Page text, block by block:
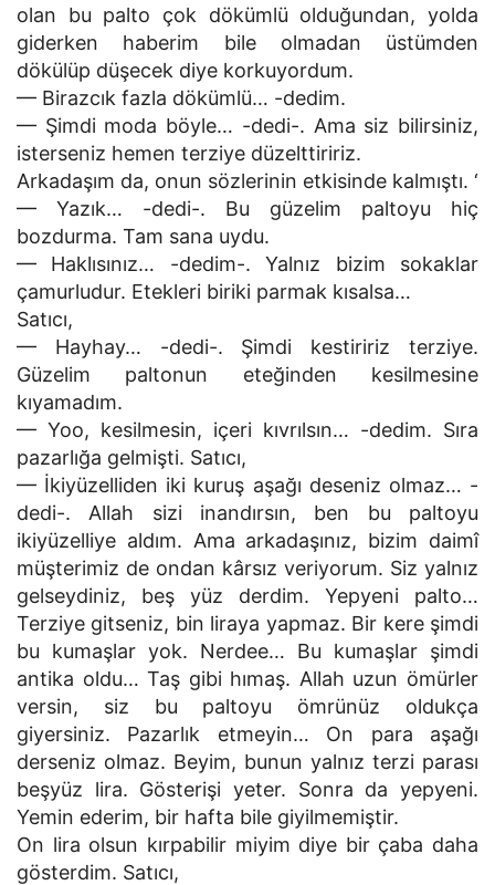
olan bu palto çok dökümlü olduğundan, yolda
giderken haberim bile olmadan üstümden
dökülüp düşecek diye korkuyordum.
— Birazcık fazla dökümlü… -dedim.
— Şimdi moda böyle… -dedi-. Ama siz bilirsiniz,
isterseniz hemen terziye düzelttiririz.
Arkadaşım da, onun sözlerinin etkisinde kalmıştı. ‘
— Yazık… -dedi-. Bu güzelim paltoyu hiç
bozdurma. Tam sana uydu.
— Haklısınız… -dedim-. Yalnız bizim sokaklar
çamurludur. Etekleri biriki parmak kısalsa…
Satıcı,
— Hayhay… -dedi-. Şimdi kestiririz terziye.
Güzelim paltonun eteğinden kesilmesine
kıyamadım.
— Yoo, kesilmesin, içeri kıvrılsın… -dedim. Sıra
pazarlığa gelmişti. Satıcı,
— İkiyüzelliden iki kuruş aşağı deseniz olmaz… -
dedi-. Allah sizi inandırsın, ben bu paltoyu
ikiyüzelliye aldım. Ama arkadaşınız, bizim daimî
müşterimiz de ondan kârsız veriyorum. Siz yalnız
gelseydiniz, beş yüz derdim. Yepyeni palto…
Terziye gitseniz, bin liraya yapmaz. Bir kere şimdi
bu kumaşlar yok. Nerdee… Bu kumaşlar şimdi
antika oldu… Taş gibi hımaş. Allah uzun ömürler
versin, siz bu paltoyu ömrünüz oldukça
giyersiniz. Pazarlık etmeyin… On para aşağı
derseniz olmaz. Beyim, bunun yalnız terzi parası
beşyüz lira. Gösterişi yeter. Sonra da yepyeni.
Yemin ederim, bir hafta bile giyilmemiştir.
On lira olsun kırpabilir miyim diye bir çaba daha
gösterdim. Satıcı,